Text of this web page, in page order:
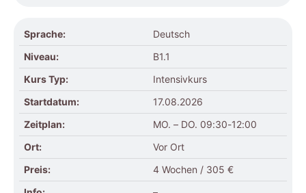
Sprache:
Deutsch
Niveau:
B1.1
Kurs Typ:
Intensivkurs
Startdatum:
17.08.2026
Zeitplan:
MO. – DO. 09:30-12:00
Ort:
Vor Ort
Preis:
4 Wochen / 305 €